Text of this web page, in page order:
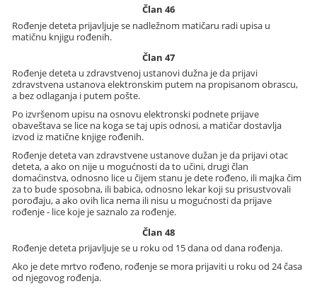
Član 46
Rođenje deteta prijavljuje se nadležnom matičaru radi upisa u
matičnu knjigu rođenih.
Član 47
Rođenje deteta u zdravstvenoj ustanovi dužna je da prijavi
zdravstvena ustanova elektronskim putem na propisanom obrascu,
a bez odlaganja i putem pošte.
Po izvršenom upisu na osnovu elektronski podnete prijave
obaveštava se lice na koga se taj upis odnosi, a matičar dostavlja
izvod iz matične knjige rođenih.
Rođenje deteta van zdravstvene ustanove dužan je da prijavi otac
deteta, a ako on nije u mogućnosti da to učini, drugi član
domaćinstva, odnosno lice u čijem stanu je dete rođeno, ili majka čim
za to bude sposobna, ili babica, odnosno lekar koji su prisustvovali
porođaju, a ako ovih lica nema ili nisu u mogućnosti da prijave
rođenje - lice koje je saznalo za rođenje.
Član 48
Rođenje deteta prijavljuje se u roku od 15 dana od dana rođenja.
Ako je dete mrtvo rođeno, rođenje se mora prijaviti u roku od 24 časa
od njegovog rođenja.